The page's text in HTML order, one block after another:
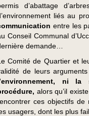
d’abattage
liés au
entre les
Conseil Communal
demande…
Comité de Quartier et
de leurs
ni
alors qu’il
ces objectifs de
usagers, dont les plus